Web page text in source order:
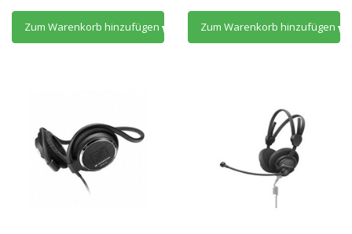
Zum Warenkorb hinzufügen Zum Warenkorb hinzufügen